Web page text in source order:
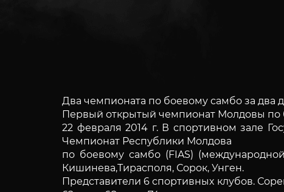
Два чемпионата по боевому самбо за два
Первый открытый чемпионат Молдовы по
22 февраля 2014 г. В спортивном зале
Чемпионат Республики Молдова
по боевому самбо (FIAS)
Кишинева,Тирасполя, Сорок, Унген.
Представители 6 спортивных клубов.